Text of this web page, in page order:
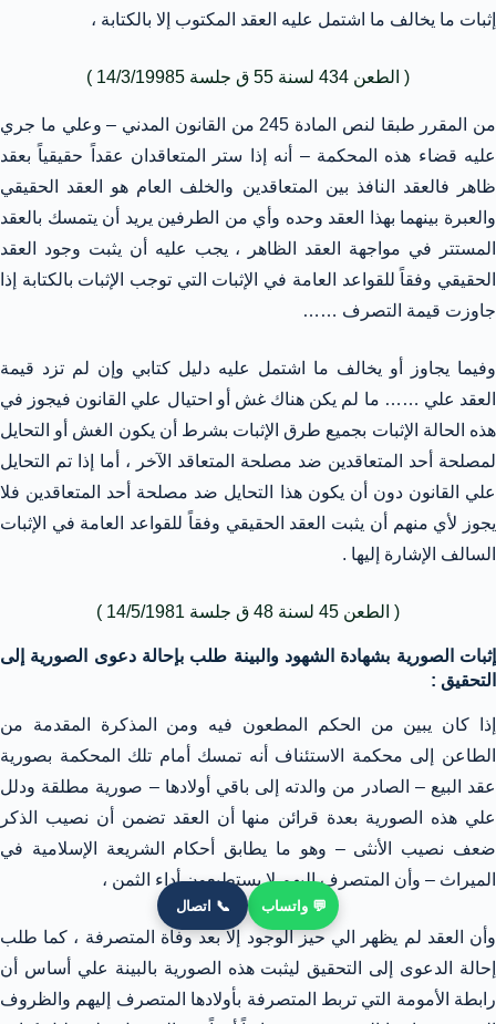
إثبات ما يخالف ما اشتمل عليه العقد المكتوب إلا بالكتابة ،
( الطعن 434 لسنة 55 ق جلسة 14/3/19985 )
من المقرر طبقا لنص المادة 245 من القانون المدني – وعلي ما جري
عليه قضاء هذه المحكمة – أنه إذا ستر المتعاقدان عقداً حقيقياً بعقد
ظاهر فالعقد النافذ بين المتعاقدين والخلف العام هو العقد الحقيقي
والعبرة بينهما بهذا العقد وحده وأي من الطرفين يريد أن يتمسك بالعقد
المستتر في مواجهة العقد الظاهر ، يجب عليه أن يثبت وجود العقد
الحقيقي وفقاً للقواعد العامة في الإثبات التي توجب الإثبات بالكتابة إذا
جاوزت قيمة التصرف ……
وفيما يجاوز أو يخالف ما اشتمل عليه دليل كتابي وإن لم تزد قيمة
العقد علي …… ما لم يكن هناك غش أو احتيال علي القانون فيجوز في
هذه الحالة الإثبات بجميع طرق الإثبات بشرط أن يكون الغش أو التحايل
لمصلحة أحد المتعاقدين ضد مصلحة المتعاقد الآخر ، أما إذا تم التحايل
علي القانون دون أن يكون هذا التحايل ضد مصلحة أحد المتعاقدين فلا
يجوز لأي منهم أن يثبت العقد الحقيقي وفقاً للقواعد العامة في الإثبات
السالف الإشارة إليها .
( الطعن 45 لسنة 48 ق جلسة 14/5/1981 )
إثبات الصورية بشهادة الشهود والبينة طلب بإحالة دعوى الصورية إلى
التحقيق :
إذا كان يبين من الحكم المطعون فيه ومن المذكرة المقدمة من
الطاعن إلى محكمة الاستئناف أنه تمسك أمام تلك المحكمة بصورية
عقد البيع – الصادر من والدته إلى باقي أولادها – صورية مطلقة ودلل
علي هذه الصورية بعدة قرائن منها أن العقد تضمن أن نصيب الذكر
ضعف نصيب الأنثى – وهو ما يطابق أحكام الشريعة الإسلامية في
الميراث – وأن المتصرف إليهم لا يستطيعون أداء الثمن ،
وأن العقد لم يظهر الي حيز الوجود إلا بعد وفاة المتصرفة ، كما طلب
إحالة الدعوى إلى التحقيق ليثبت هذه الصورية بالبينة علي أساس أن
رابطة الأمومة التي تربط المتصرفة بأولادها المتصرف إليهم والظروف
💬 واتساب 📞 اتصال